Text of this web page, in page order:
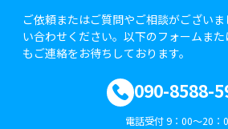
ご依頼またはご質問やご相談がござい
い合わせください。以下のフォームま
もご連絡をお待ちしております。
090-8588-
電話受付 9：00～20：